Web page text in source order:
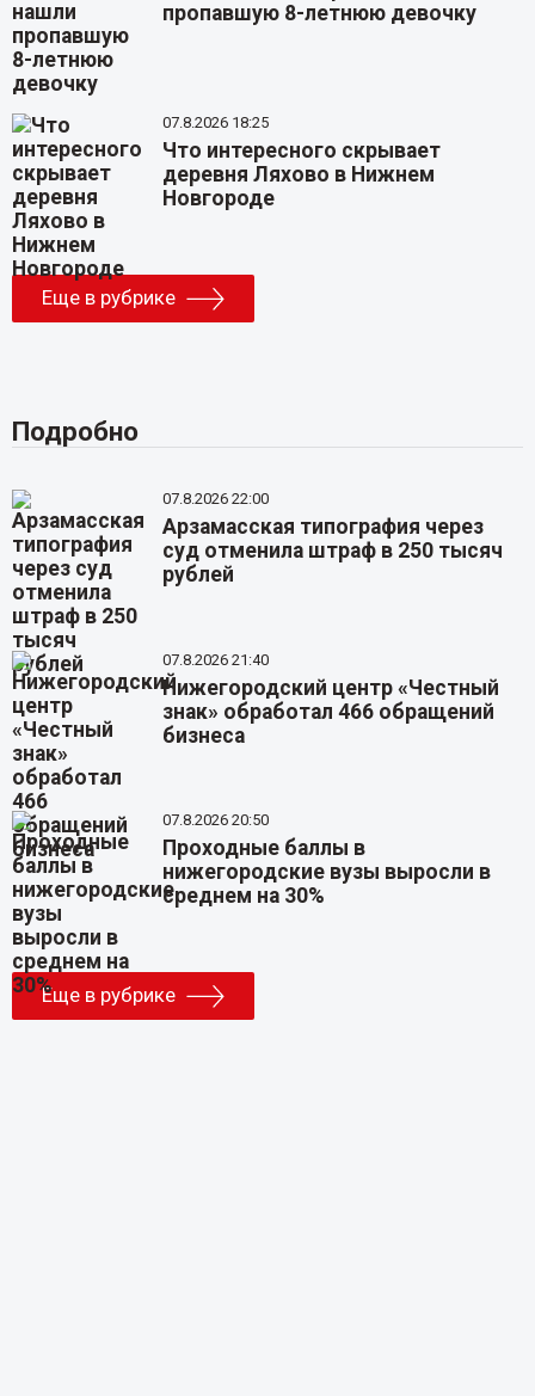
пропавшую 8-летнюю девочку
07.8.2026 18:25
Что интересного скрывает
деревня Ляхово в Нижнем
Новгороде
Еще в рубрике
Подробно
07.8.2026 22:00
Арзамасская типография через
суд отменила штраф в 250 тысяч
рублей
07.8.2026 21:40
Нижегородский центр «Честный
знак» обработал 466 обращений
бизнеса
07.8.2026 20:50
Проходные баллы в
нижегородские вузы выросли в
среднем на 30%
Еще в рубрике